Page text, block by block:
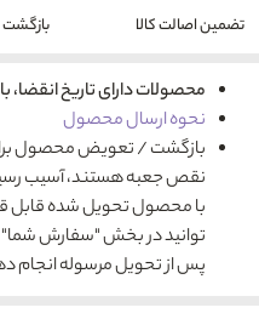
تضمین اصالت کالا بازگشت کالا
محصولات دارای تاریخ
نحوه ارسال محصول
بازگشت / تعویض محصول
نقص جعبه هستند، آسیب
با محصول تحویل شده قابل
پس از تحویل مرسوله انجام